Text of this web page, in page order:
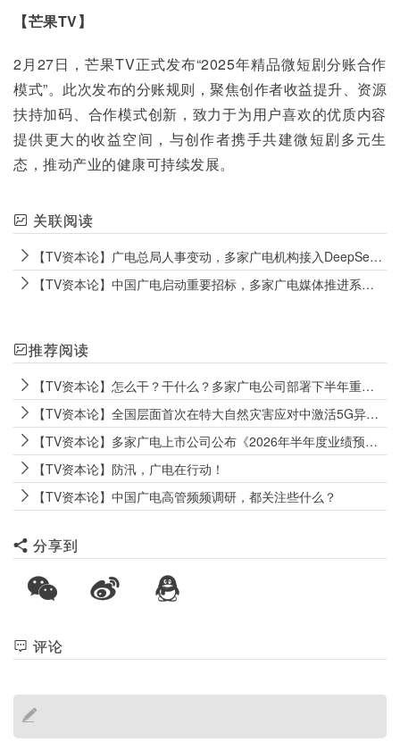
【芒果TV】
2月27日，芒果TV正式发布“2025年精品微短剧分账合作
模式”。此次发布的分账规则，聚焦创作者收益提升、资源
扶持加码、合作模式创新，致力于为用户喜欢的优质内容
提供更大的收益空间，与创作者携手共建微短剧多元生
态，推动产业的健康可持续发展。
关联阅读
【TV资本论】广电总局人事变动，多家广电机构接入DeepSeek
【TV资本论】中国广电启动重要招标，多家广电媒体推进系统性变革
推荐阅读
【TV资本论】怎么干？干什么？多家广电公司部署下半年重点工作
【TV资本论】全国层面首次在特大自然灾害应对中激活5G异网漫游机制
【TV资本论】多家广电上市公司公布《2026年半年度业绩预告》
【TV资本论】防汛，广电在行动！
【TV资本论】中国广电高管频频调研，都关注些什么？
分享到
评论